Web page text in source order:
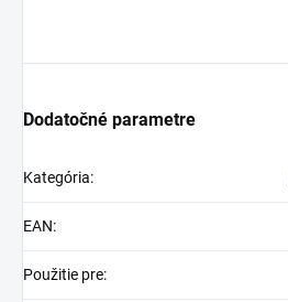
Dodatočné parametre
Kategória:
EAN:
Použitie pre: